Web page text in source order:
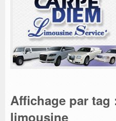
Affichage par tag : soirée saint-valentin avec
limousine